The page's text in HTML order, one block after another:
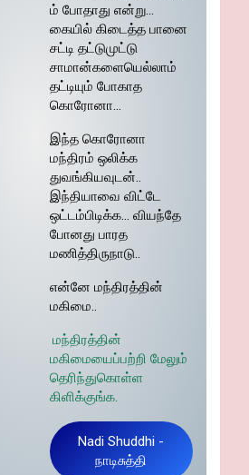
ம் போதாது என்று…
கையில் கிடைத்த பானை
சட்டி தட்டுமுட்டு
சாமான்களையெல்லாம்
தட்டியும் போகாத
கொரோனா…
இந்த கொரோனா
மந்திரம் ஒலிக்க
துவங்கியவுடன்..
இந்தியாவை விட்டே
ஒட்டம்பிடிக்க… வியந்தே
போனது பாரத
மணித்திருநாடு..
என்னே மந்திரத்தின்
மகிமை..
மந்திரத்தின்
மகிமையைப்பற்றி மேலும்
தெரிந்துகொள்ள
கிளிக்குங்க.
Nadi Shuddhi -
நாடிசுத்தி